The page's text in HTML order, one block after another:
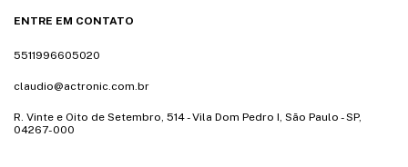
ENTRE EM CONTATO
5511996605020
claudio@actronic.com.br
R. Vinte e Oito de Setembro, 514 - Vila Dom Pedro I, São Paulo - SP,
04267-000